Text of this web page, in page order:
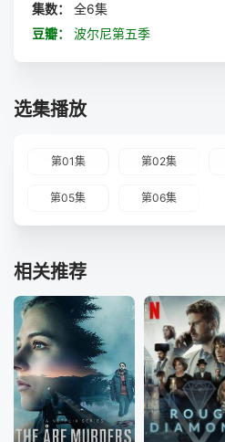
集数：
全6集
豆瓣：
波尔尼第五季
选集播放
第01集 第02集
第05集 第06集
相关推荐